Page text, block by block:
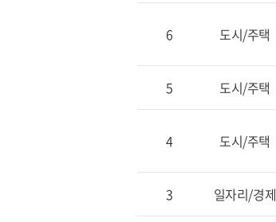
6 도시/주택
5 도시/주택
4 도시/주택
3 일자리/경제